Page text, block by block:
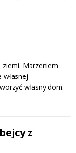
ziemi. Marzeniem
własnej
własny dom.
z